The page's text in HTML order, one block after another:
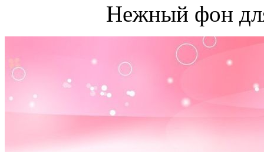
Нежный фон